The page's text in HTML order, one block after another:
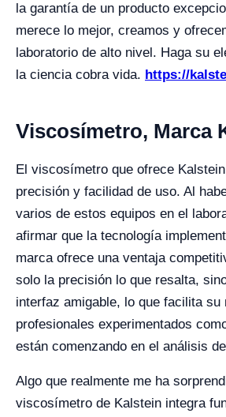
la garantía de un producto
merece lo mejor, creamos y
laboratorio de alto nivel. Haga su
la ciencia cobra vida. https://
Viscosímetro, Marca
El viscosímetro que ofrece
precisión y facilidad de uso. Al
varios de estos equipos en el
afirmar que la tecnología
marca ofrece una ventaja
solo la precisión lo que resalta,
interfaz amigable, lo que facilita su
profesionales experimentados
están comenzando en el análisis
Algo que realmente me ha
viscosímetro de Kalstein integra